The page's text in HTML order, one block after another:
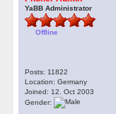
YaBB Administrator
Offline
Posts: 11822
Location: Germany
Joined: 12. Oct 2003
Gender: